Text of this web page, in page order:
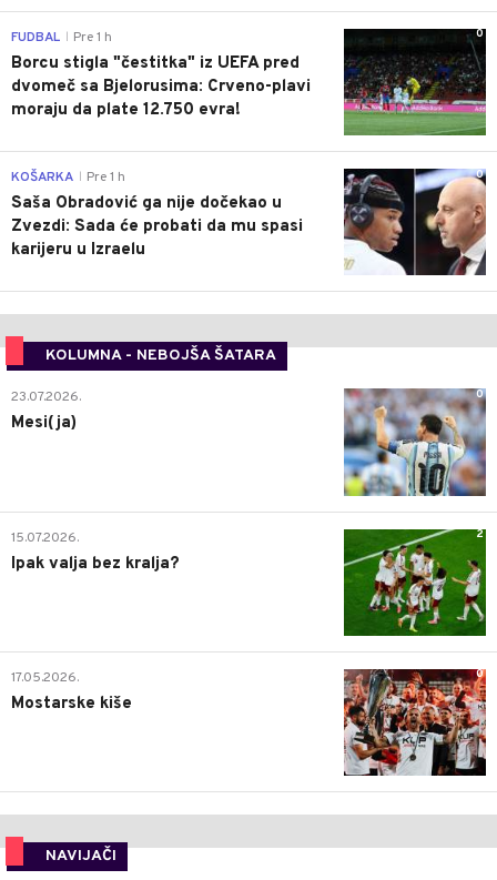
0
FUDBAL Pre 1 h
Borcu stigla "čestitka" iz UEFA pred
dvomeč sa Bjelorusima: Crveno-plavi
moraju da plate 12.750 evra!
0
KOŠARKA Pre 1 h
Saša Obradović ga nije dočekao u
Zvezdi: Sada će probati da mu spasi
karijeru u Izraelu
KOLUMNA - NEBOJŠA ŠATARA
0
23.07.2026.
Mesi(ja)
2
15.07.2026.
Ipak valja bez kralja?
0
17.05.2026.
Mostarske kiše
NAVIJAČI